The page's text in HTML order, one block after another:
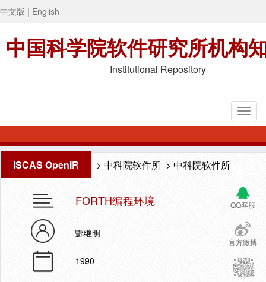
中文版 | English
中国科学院软件研究所机构
Institutional Repository
ISCAS OpenIR > 中科院软件所 > 中科院软件所
QQ客服
官方微博
FORTH编程环境
酆继明
1990